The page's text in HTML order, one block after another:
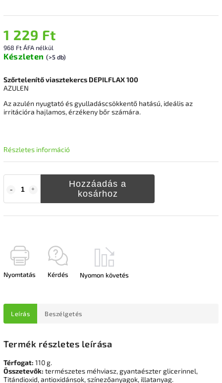
1 229 Ft
968 Ft ÁFA nélkül
Készleten (>5 db)
Hozzáadás a
kosárhoz
Szőrtelenítő viasztekercs DEPILFLAX 100
AZULEN
Az azulén nyugtató és gyulladáscsökkentő hatású, ideális az
irritációra hajlamos, érzékeny bőr számára.
Részletes információ
Nyomtatás Kérdés Nyomon követés
Leírás Beszélgetés
Termék részletes leírása
Térfogat: 110 g.
Összetevők: természetes méhviasz, gyantaészter glicerinnel,
Titándioxid, antioxidánsok, színezőanyagok, illatanyag.